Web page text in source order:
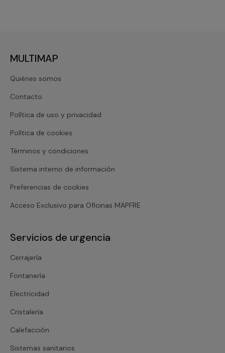
MULTIMAP
Quiénes somos
Contacto
Política de uso y privacidad
Política de cookies
Términos y condiciones
Sistema interno de información
Preferencias de cookies
Acceso Exclusivo para Oficinas MAPFRE
Servicios de urgencia
Cerrajería
Fontanería
Electricidad
Cristalería
Calefacción
Sistemas sanitarios